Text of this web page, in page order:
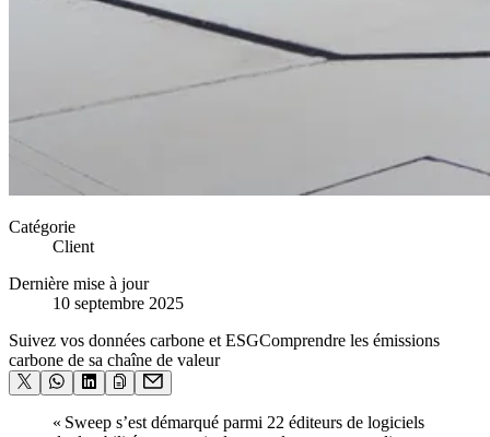
Catégorie
Client
Dernière mise à jour
10 septembre 2025
Suivez vos données carbone et ESGComprendre les émissions
carbone de sa chaîne de valeur
« Sweep s’est démarqué parmi 22 éditeurs de logiciels